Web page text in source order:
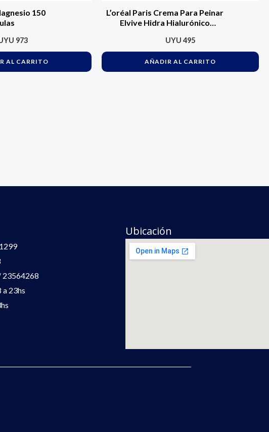
150
973
AL CARRITO
L’oréal Paris Crema Para Peinar
Elvive Hidra Hialurónico
72h, Ideal Para Cabello
Deshidratado
UYU 495
AÑADIR AL CARRITO
23564268
a 23hs
Ubicación